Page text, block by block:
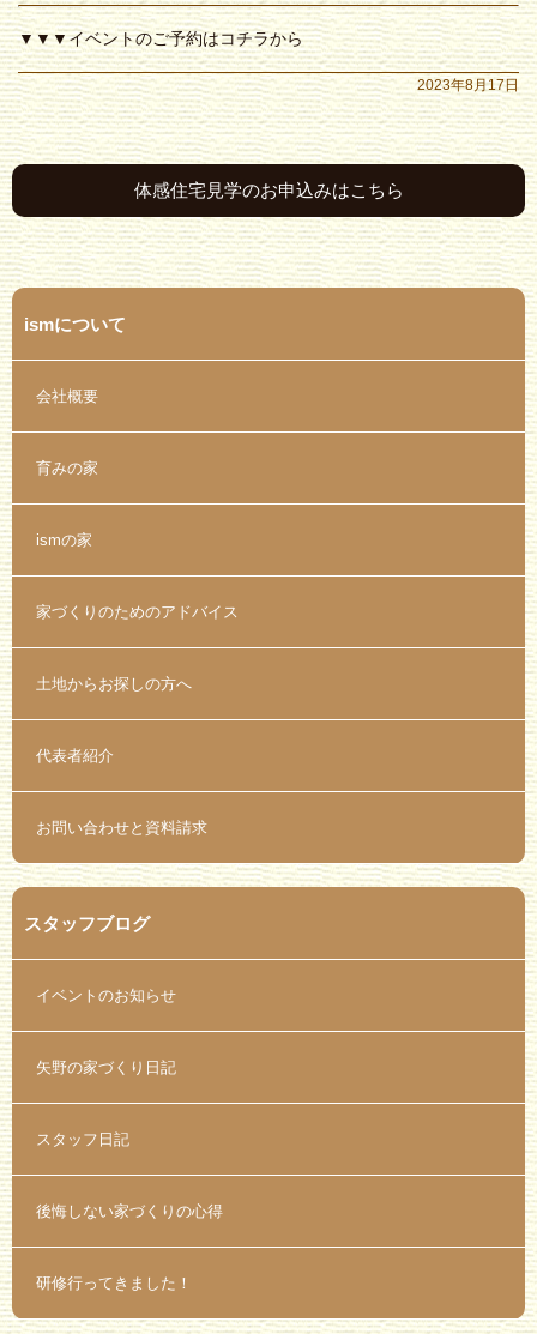
▼▼▼イベントのご予約はコチラから
2023年8月17日
体感住宅見学のお申込みはこちら
ismについて
会社概要
育みの家
ismの家
家づくりのためのアドバイス
土地からお探しの方へ
代表者紹介
お問い合わせと資料請求
スタッフブログ
イベントのお知らせ
矢野の家づくり日記
スタッフ日記
後悔しない家づくりの心得
研修行ってきました！